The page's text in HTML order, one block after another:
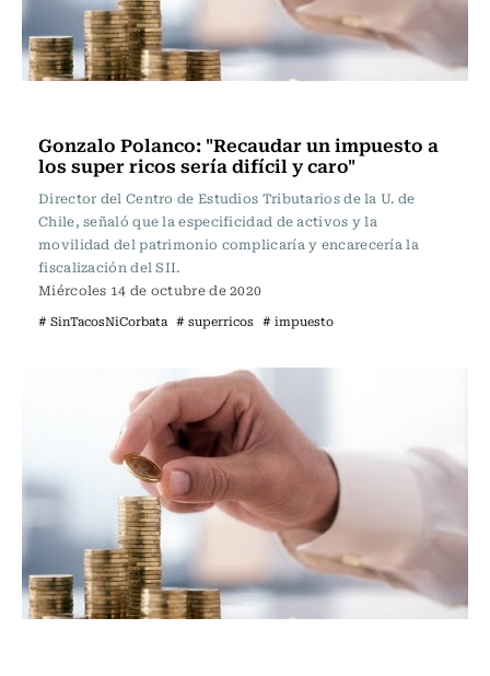
Gonzalo Polanco: "Recaudar un impuesto a
los super ricos sería difícil y caro"
Director del Centro de Estudios Tributarios de la U. de
Chile, señaló que la especificidad de activos y la
movilidad del patrimonio complicaría y encarecería la
fiscalización del SII.
Miércoles 14 de octubre de 2020
# SinTacosNiCorbata # superricos # impuesto